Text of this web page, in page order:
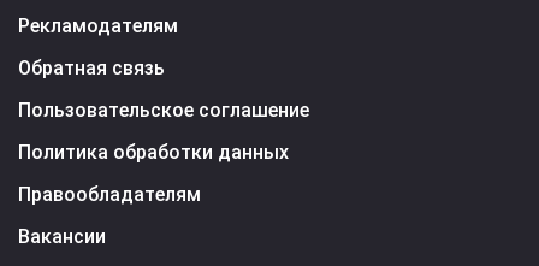
Рекламодателям
Обратная связь
Пользовательское соглашение
Политика обработки данных
Правообладателям
Вакансии